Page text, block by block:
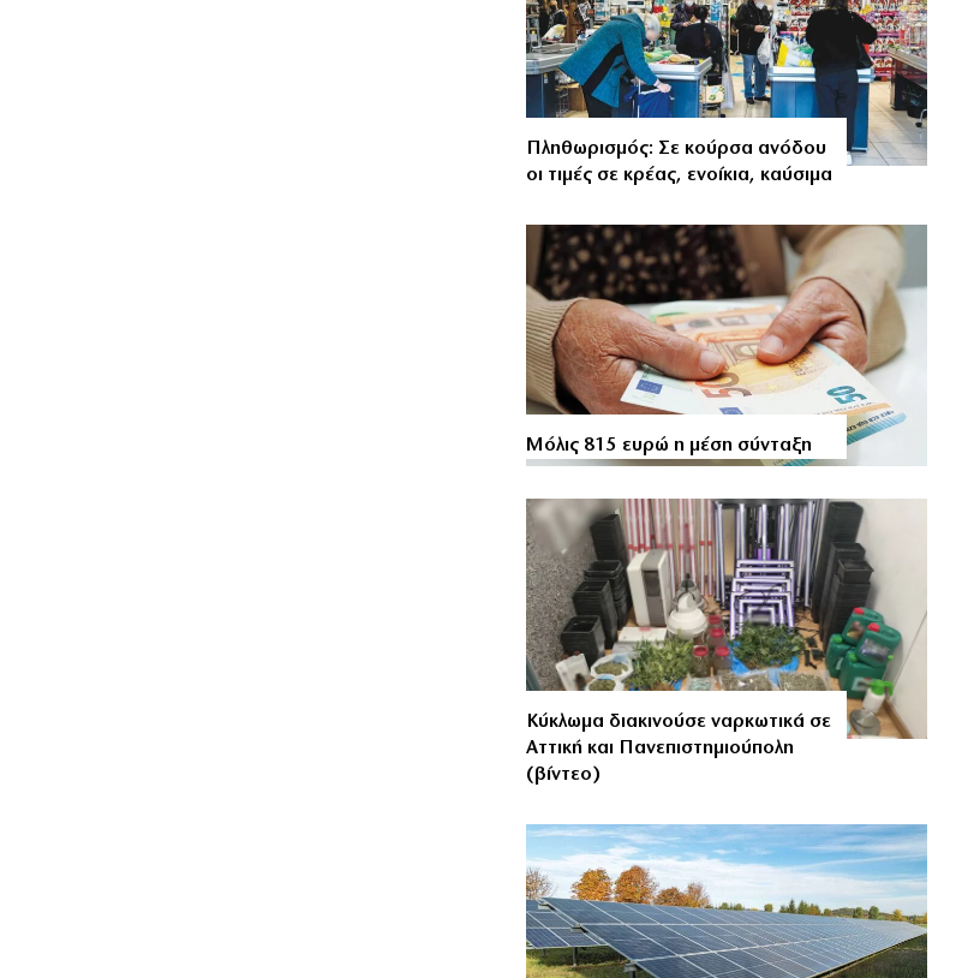
Πληθωρισμός: Σε κούρσα ανόδου
οι τιμές σε κρέας, ενοίκια, καύσιμα
Μόλις 815 ευρώ η μέση σύνταξη
Κύκλωμα διακινούσε ναρκωτικά σε
Αττική και Πανεπιστημιούπολη
(βίντεο)